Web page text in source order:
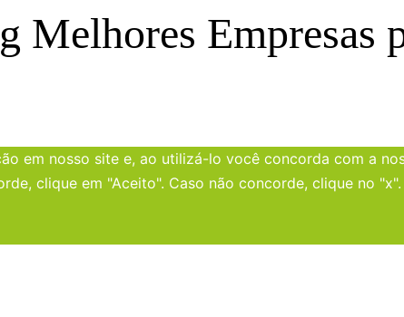
Melhores Empresas
em nosso site e, ao utilizá-lo você concorda com a
clique em "Aceito". Caso não concorde, clique no "x".